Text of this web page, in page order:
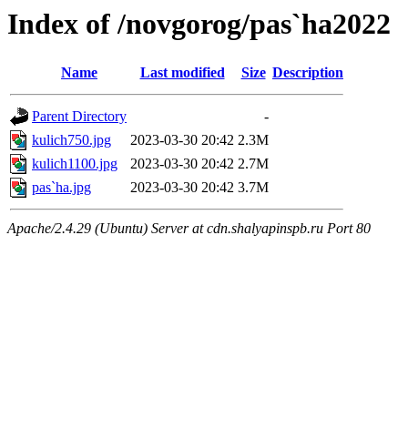
Index of /novgorog/pas`ha2022
Name Last modified Size Description
Parent Directory
-
kulich750.jpg
2023-03-30 20:42 2.3M
kulich1100.jpg
2023-03-30 20:42 2.7M
pas`ha.jpg
2023-03-30 20:42 3.7M
Apache/2.4.29 (Ubuntu) Server at cdn.shalyapinspb.ru Port 80